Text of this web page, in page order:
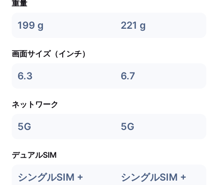
重量
199 g 221 g
画面サイズ（インチ）
6.3 6.7
ネットワーク
5G 5G
デュアルSIM
シングルSIM +
シングルSIM +